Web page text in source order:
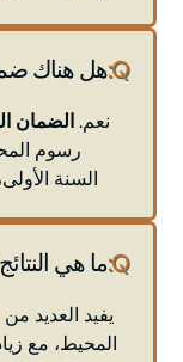
Q:هل هناك
نعم.الضمان
السنة الأولى، وينخفض
Q:ما هي
يفيد العديد